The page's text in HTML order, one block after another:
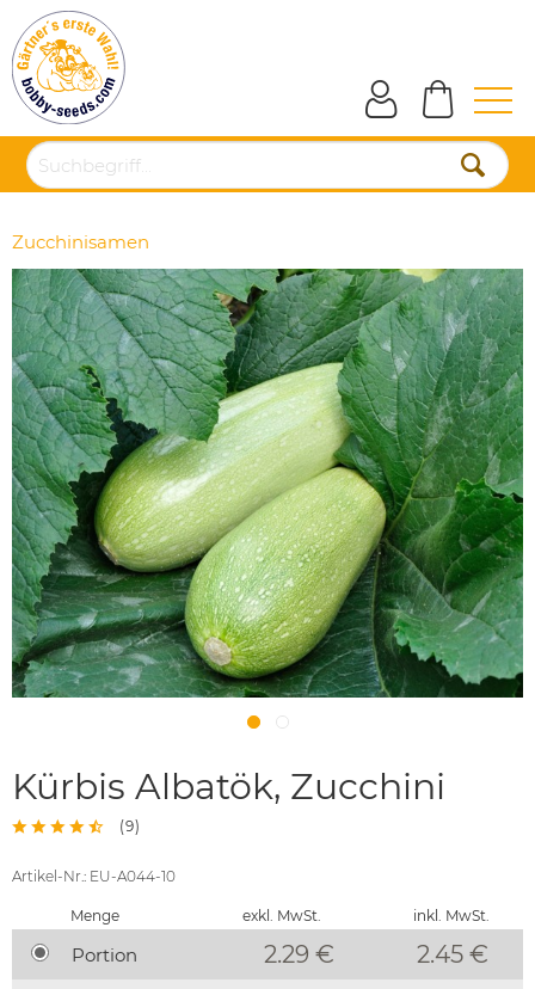
Zucchinisamen
Kürbis Albatök, Zucchini
(9)
Artikel-Nr.: EU-A044-10
Menge exkl. MwSt. inkl. MwSt.
Portion 2.29 € 2.45 €